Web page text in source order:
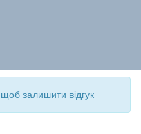
, щоб залишити відгук